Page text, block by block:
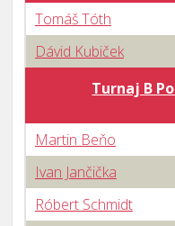
Tomáš Tóth
Dávid Kubiček
Turnaj B
Martin Beňo
Ivan Jančička
Róbert Schmidt